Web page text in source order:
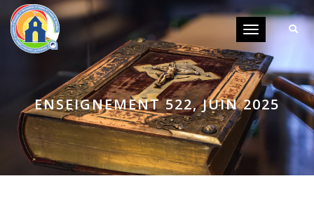
Toggle
ENSEIGNEMENT 522, JUIN 2025